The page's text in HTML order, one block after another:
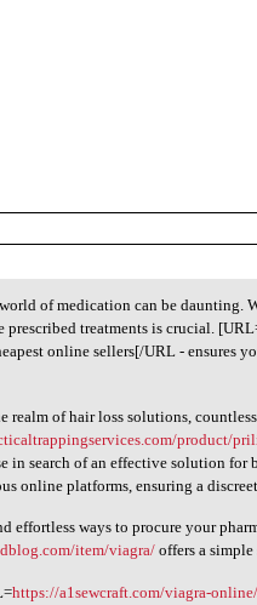
world of
of medication can be daunting.
prescribed treatments is crucial.
online sellers[/URL - ensures
realm of hair loss solutions,
product/
in search of an effective solution for
online platforms, ensuring a
effortless ways to procure your
item/viagra/ offers a
https://a1sewcraft.com/viagra-online/